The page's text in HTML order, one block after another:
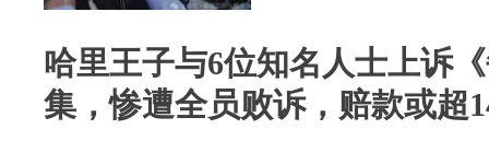
哈里王子与6位知名人士上诉
集，惨遭全员败诉，赔款或超